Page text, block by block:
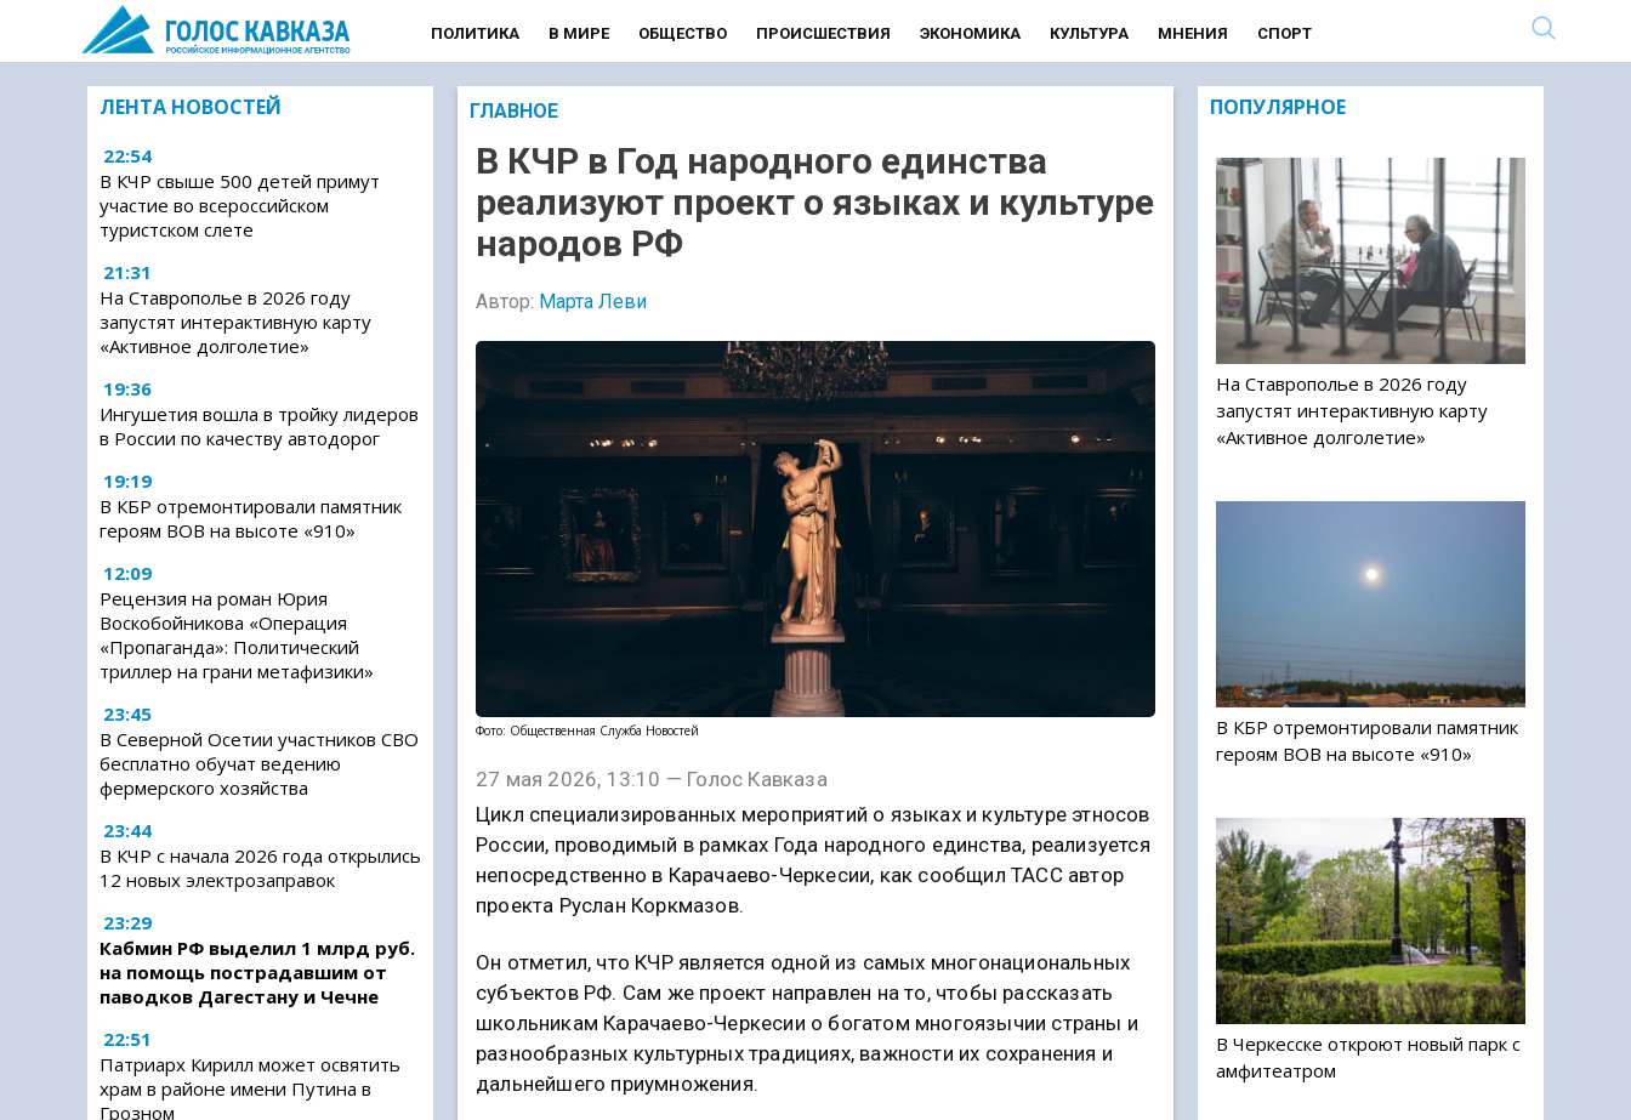
ПОЛИТИКА В МИРЕ ОБЩЕСТВО ПРОИСШЕСТВИЯ ЭКОНОМИКА КУЛЬТУРА МНЕНИЯ СПОРТ
ЛЕНТА НОВОСТЕЙ
22:54
В КЧР свыше 500 детей примут
участие во всероссийском
туристском слете
21:31
На Ставрополье в 2026 году
запустят интерактивную карту
«Активное долголетие»
19:36
Ингушетия вошла в тройку лидеров
в России по качеству автодорог
19:19
В КБР отремонтировали памятник
героям ВОВ на высоте «910»
12:09
Рецензия на роман Юрия
Воскобойникова «Операция
«Пропаганда»: Политический
триллер на грани метафизики»
23:45
В Северной Осетии участников СВО
бесплатно обучат ведению
фермерского хозяйства
23:44
В КЧР с начала 2026 года открылись
12 новых электрозаправок
23:29
Кабмин РФ выделил 1 млрд руб.
на помощь пострадавшим от
паводков Дагестану и Чечне
22:51
Патриарх Кирилл может освятить
храм в районе имени Путина в
Грозном
ГЛАВНОЕ
В КЧР в Год народного единства
реализуют проект о языках и культуре
народов РФ
Автор: Марта Леви
Фото: Общественная Служба Новостей
27 мая 2026, 13:10 — Голос Кавказа
Цикл специализированных мероприятий о языках и культуре этносов
России, проводимый в рамках Года народного единства, реализуется
непосредственно в Карачаево-Черкесии, как сообщил ТАСС автор
проекта Руслан Коркмазов.
Он отметил, что КЧР является одной из самых многонациональных
субъектов РФ. Сам же проект направлен на то, чтобы рассказать
школьникам Карачаево-Черкесии о богатом многоязычии страны и
разнообразных культурных традициях, важности их сохранения и
дальнейшего приумножения.
ПОПУЛЯРНОЕ
На Ставрополье в 2026 году
запустят интерактивную карту
«Активное долголетие»
В КБР отремонтировали памятник
героям ВОВ на высоте «910»
В Черкесске откроют новый парк с
амфитеатром